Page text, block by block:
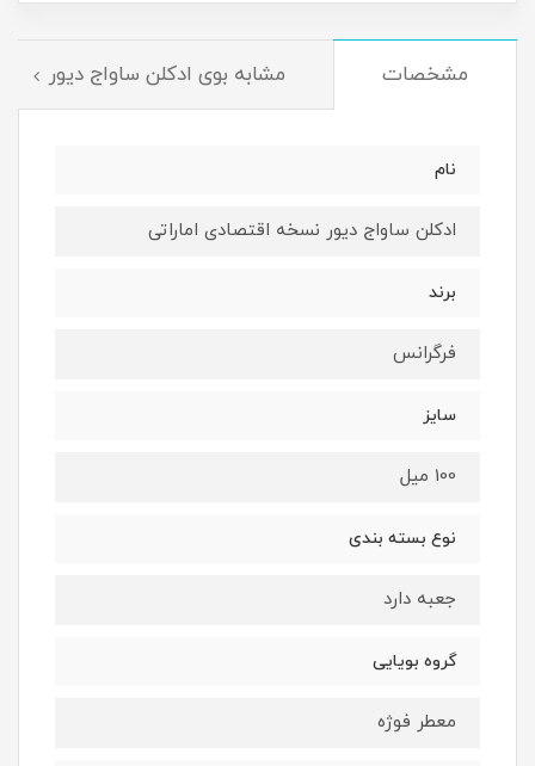
مشخصات مشابه بوی ادکلن ساواج دیور
نام
ادکلن ساواج دیور نسخه اقتصادی اماراتی
برند
فرگرانس
سایز
100 میل
نوع بسته بندی
جعبه دارد
گروه بویایی
معطر فوژه